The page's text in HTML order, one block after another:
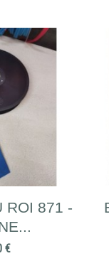
ROI 871 -
€